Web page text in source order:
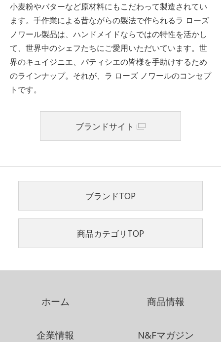
小麦粉やバターなど原材料にもこだわって製造されてい
ます。手作業による昔ながらの製法で作られるラ ローズ
ノワール製品は、ハンドメイドならではの特性を活かし
て、世界中のシェフたちにご愛用いただいています。世
界のキュイジニエ、パティシエの皆様を手助けするため
のラインナップ。それが、ラ ローズ ノワールのコンセプ
トです。
ブランドサイト
ブランドTOP
商品カテゴリTOP
ホーム 商品情報
企業情報 N&Fマガジン